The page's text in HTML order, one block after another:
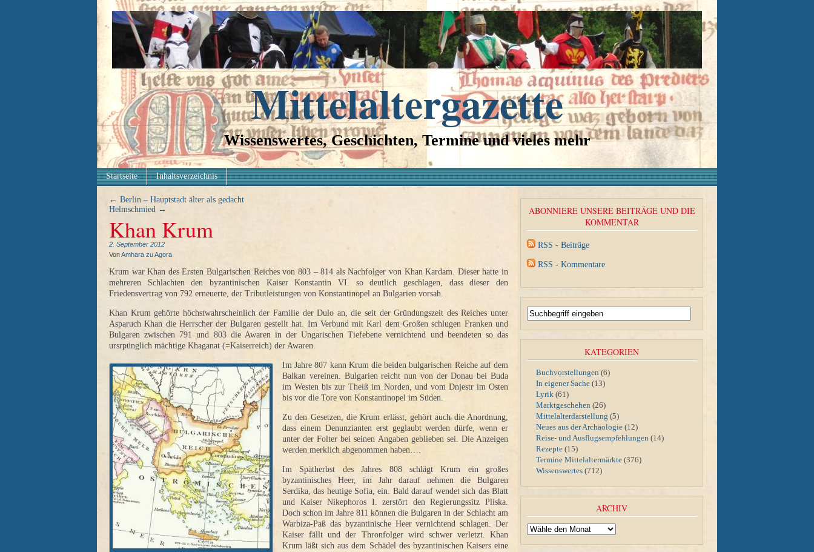
Mittelaltergazette
Wissenswertes, Geschichten, Termine und vieles mehr
Startseite Inhaltsverzeichnis
← Berlin – Hauptstadt älter als gedacht
Helmschmied →
Khan Krum
2. September 2012
VonAmhara zu Agora
Krum war Khan des Ersten Bulgarischen Reiches von 803 – 814 als Nachfolger von Khan Kardam. Dieser hatte in
mehreren Schlachten den byzantinischen Kaiser Konstantin VI. so deutlich geschlagen, dass dieser den
Friedensvertrag von 792 erneuerte, der Tributleistungen von Konstantinopel an Bulgarien vorsah.
Khan Krum gehörte höchstwahrscheinlich der Familie der Dulo an, die seit der Gründungszeit des Reiches unter
Asparuch Khan die Herrscher der Bulgaren gestellt hat. Im Verbund mit Karl dem Großen schlugen Franken und
Bulgaren zwischen 791 und 803 die Awaren in der Ungarischen Tiefebene vernichtend und beendeten so das
ursrpünglich mächtige Khaganat (=Kaiserreich) der Awaren.
Im Jahre 807 kann Krum die beiden bulgarischen Reiche auf dem
Balkan vereinen. Bulgarien reicht nun von der Donau bei Buda
im Westen bis zur Theiß im Norden, und vom Dnjestr im Osten
bis vor die Tore von Konstantinopel im Süden.
Zu den Gesetzen, die Krum erlässt, gehört auch die Anordnung,
dass einem Denunzianten erst geglaubt werden dürfe, wenn er
unter der Folter bei seinen Angaben geblieben sei. Die Anzeigen
werden merklich abgenommen haben….
Im Spätherbst des Jahres 808 schlägt Krum ein großes
byzantinisches Heer, im Jahr darauf nehmen die Bulgaren
Serdika, das heutige Sofia, ein. Bald darauf wendet sich das Blatt
und Kaiser Nikephoros I. zerstört den Regierungssitz Pliska.
Doch schon im Jahre 811 können die Bulgaren in der Schlacht am
Warbiza-Paß das byzantinische Heer vernichtend schlagen. Der
Kaiser fällt und der Thronfolger wird schwer verletzt. Khan
Krum läßt sich aus dem Schädel des byzantinischen Kaisers eine
ABONNIERE UNSERE BEITRÄGE UND DIE
KOMMENTAR
RSS - Beiträge
RSS - Kommentare
KATEGORIEN
Buchvorstellungen (6)
In eigener Sache (13)
Lyrik (61)
Marktgeschehen (26)
Mittelalterdarstellung (5)
Neues aus der Archäologie (12)
Reise- und Ausflugsempfehlungen (14)
Rezepte (15)
Termine Mittelaltermärkte (376)
Wissenswertes (712)
ARCHIV